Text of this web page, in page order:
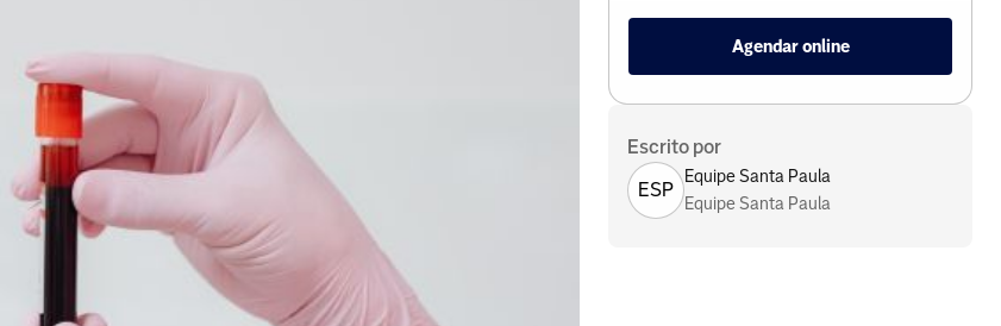
Agendar online
Escrito por
ESP
Equipe Santa Paula
Equipe Santa Paula